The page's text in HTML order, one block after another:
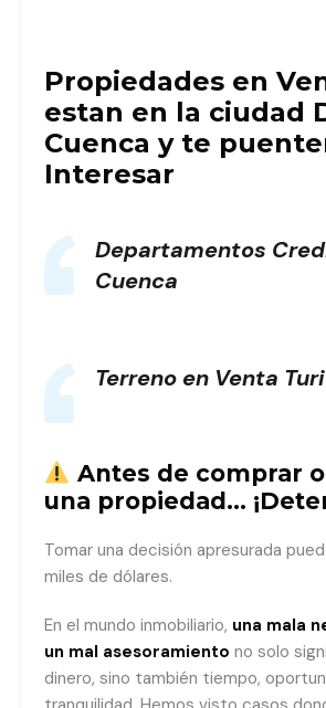
Propiedades en
estan en la ciudad
Cuenca y te
Interesar
Departamentos
Cuenca
Terreno en Venta Turi
Antes de comprar
una propiedad…
Tomar una decisión apresurada
miles de dólares.
En el mundo inmobiliario, una mala
un mal asesoramiento no solo
dinero, sino también tiempo,